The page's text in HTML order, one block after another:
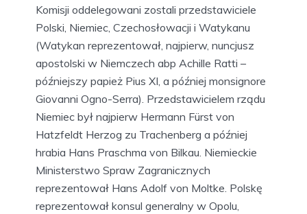
Komisji oddelegowani zostali przedstawiciele
Polski, Niemiec, Czechosłowacji i Watykanu
(Watykan reprezentował, najpierw, nuncjusz
apostolski w Niemczech abp Achille Ratti –
późniejszy papież Pius XI, a później monsignore
Giovanni Ogno-Serra). Przedstawicielem rządu
Niemiec był najpierw Hermann Fürst von
Hatzfeldt Herzog zu Trachenberg a później
hrabia Hans Praschma von Bilkau. Niemieckie
Ministerstwo Spraw Zagranicznych
reprezentował Hans Adolf von Moltke. Polskę
reprezentował konsul generalny w Opolu,